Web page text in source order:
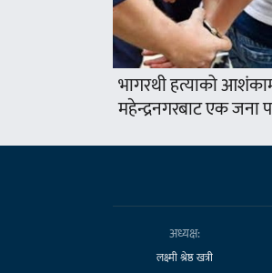
भागरथी हत्याको
महेन्द्रनगरबाट एक जना
अध्यक्ष:
लक्ष्मी श्रेष्ठ खत्री